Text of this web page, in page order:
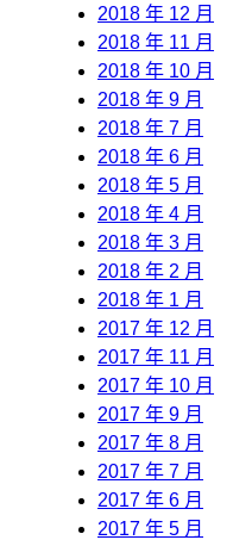
2018 年 12 月
2018 年 11 月
2018 年 10 月
2018 年 9 月
2018 年 7 月
2018 年 6 月
2018 年 5 月
2018 年 4 月
2018 年 3 月
2018 年 2 月
2018 年 1 月
2017 年 12 月
2017 年 11 月
2017 年 10 月
2017 年 9 月
2017 年 8 月
2017 年 7 月
2017 年 6 月
2017 年 5 月